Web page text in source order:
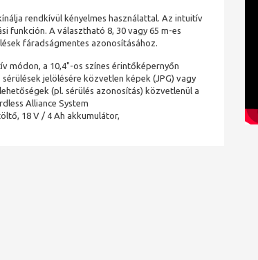
rendkívül kényelmes használattal. Az intuitív
funkción. A választható 8, 30 vagy 65 m-es
fáradságmentes azonosításához.
módon, a 10,4"-os színes érintőképernyőn
jelölésére közvetlen képek (JPG) vagy
(pl. sérülés azonosítás) közvetlenül a
Alliance System
18 V / 4 Ah akkumulátor,